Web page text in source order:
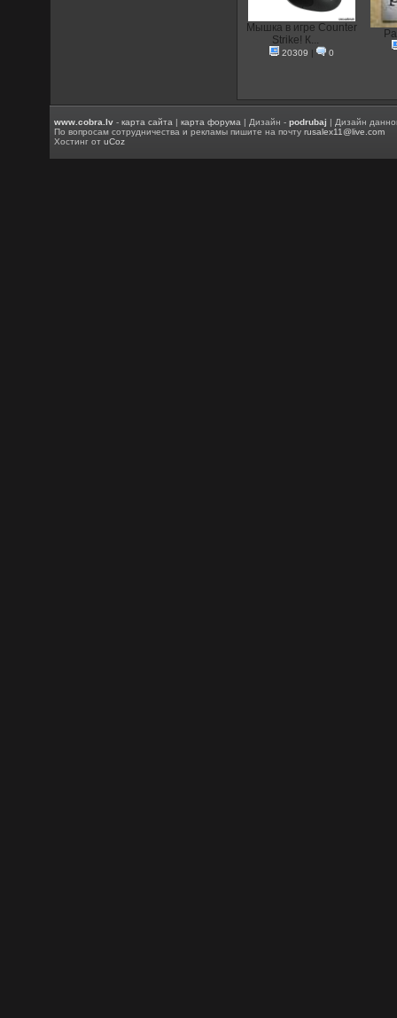
Мышка в игре Counter
Strike! К...
20309 | 0
www.cobra.lv -карта сайта |карта форума | Дизайн -podrubaj | Дизайн
По вопросам сотрудничества и рекламы пишите на почтуrusalex11@live.com
Хостинг отuCoz